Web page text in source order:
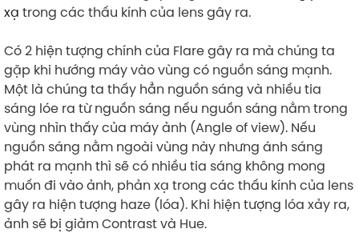
xạ trong các thấu kính của lens gây ra.
Có 2 hiện tượng chính của Flare gây ra mà chúng ta
gặp khi hướng máy vào vùng có nguồn sáng mạnh.
Một là chúng ta thấy hẳn nguồn sáng và nhiều tia
sáng lóe ra từ nguồn sáng nếu nguồn sáng nằm trong
vùng nhìn thấy của máy ảnh (Angle of view). Nếu
nguồn sáng nằm ngoài vùng này nhưng ánh sáng
phát ra mạnh thì sẽ có nhiều tia sáng không mong
muốn đi vào ảnh, phản xạ trong các thấu kính của lens
gây ra hiện tượng haze (lóa). Khi hiện tượng lóa xảy ra,
ảnh sẽ bị giảm Contrast và Hue.